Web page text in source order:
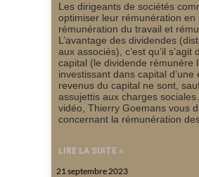
Les dirigeants de sociétés
optimiser leur rémunération en
rémunération du travail et
L’avantage des dividendes
aux associés), c’est qu’il
capital (le dividende rémunère
investissant dans capital
revenus du capital ne sont,
assujettis aux charges
vidéo, Thierry Goemans vous
concernant la rémunération
LIRE LA SUITE »
21 septembre 2023